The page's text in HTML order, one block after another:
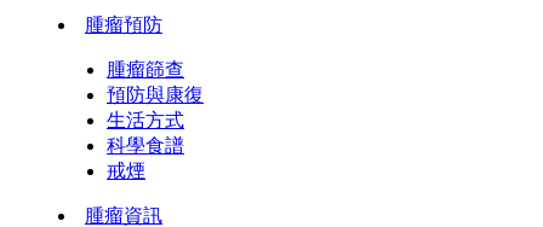
腫瘤預防
腫瘤篩查
預防與康復
生活方式
科學食譜
戒煙
腫瘤資訊